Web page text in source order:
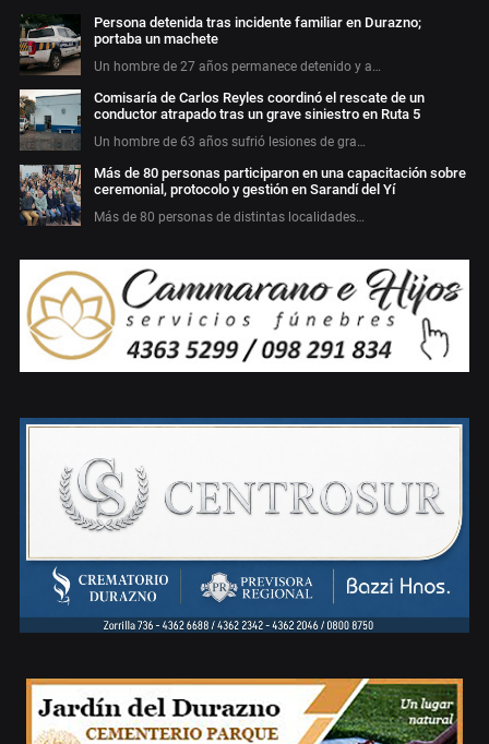
Persona detenida tras incidente familiar en Durazno;
portaba un machete
Un hombre de 27 años permanece detenido y a…
Comisaría de Carlos Reyles coordinó el rescate de un
conductor atrapado tras un grave siniestro en Ruta 5
Un hombre de 63 años sufrió lesiones de gra…
Más de 80 personas participaron en una capacitación sobre
ceremonial, protocolo y gestión en Sarandí del Yí
Más de 80 personas de distintas localidades…